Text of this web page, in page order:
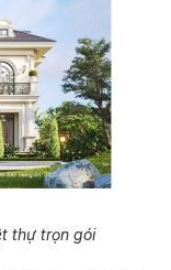
thự trọn gói